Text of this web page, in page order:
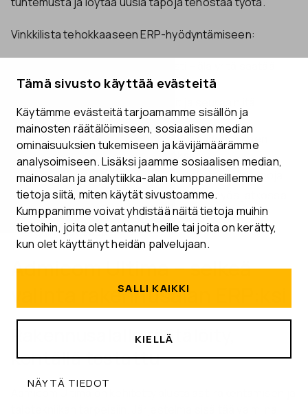
Tämä sivusto käyttää evästeitä
Käytämme evästeitä tarjoamamme sisällön ja
mainosten räätälöimiseen, sosiaalisen median
ominaisuuksien tukemiseen ja kävijämäärämme
analysoimiseen. Lisäksi jaamme sosiaalisen median,
mainosalan ja analytiikka-alan kumppaneillemme
tietoja siitä, miten käytät sivustoamme.
Kumppanimme voivat yhdistää näitä tietoja muihin
tietoihin, joita olet antanut heille tai joita on kerätty,
kun olet käyttänyt heidän palvelujaan.
SALLI KAIKKI
KIELLÄ
NÄYTÄ TIEDOT
Vinkkilista tehokkaaseen ERP-hyödyntämiseen:
kaikkea kerralla
säännöllisesti
Pidä käyttäjäpalaveri kolmen kuukauden jälkeen
kehitysehdotusten keräämiseksi
Päivitä työohjeet vastaamaan uusia toimintatapoja
Hyödynnä toimittajan tuki ja koulutus myös jatkossa
Dokumentoi parhaat käytännöt ja jaa niitä
organisaatiossa
Admicom Ultima – selkeä
valinta rakennusalan ERP:ksi
Rakennusalalle räätälöity,
kentällä testattu